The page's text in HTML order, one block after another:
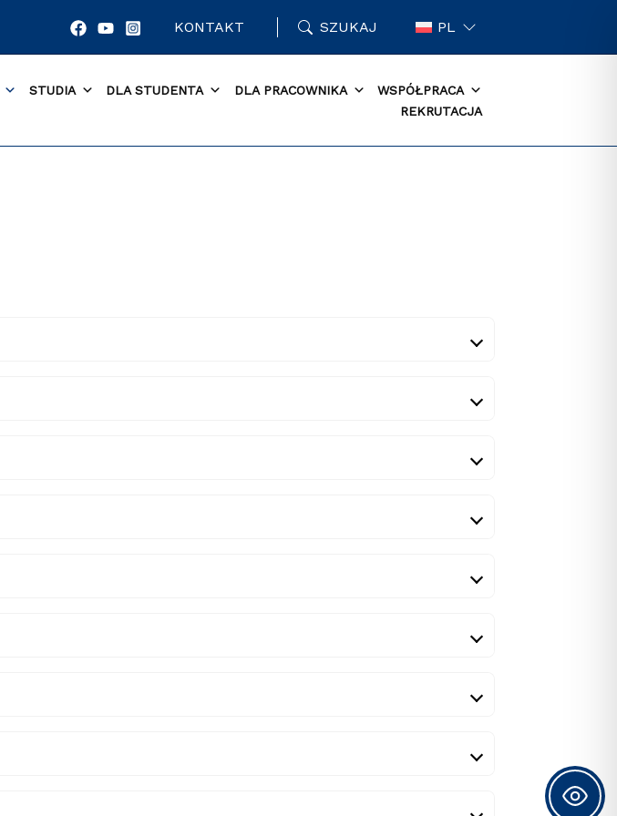
KONTAKT SZUKAJ PL
STUDIA DLA STUDENTA DLA PRACOWNIKA
WSPÓŁPRACA
REKRUTACJA